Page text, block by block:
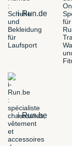
i-Run.de
i-Run.be